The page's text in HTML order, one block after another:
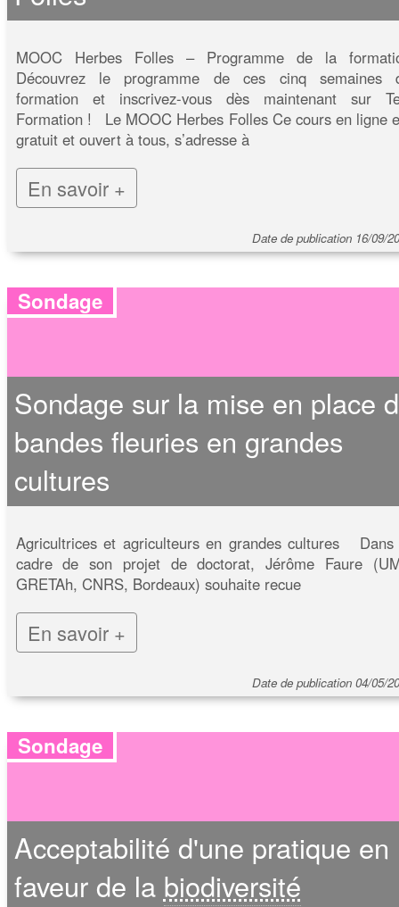
MOOC Herbes Folles – Programme de la
Découvrez le programme de ces cinq semaines
formation et inscrivez-vous dès maintenant sur
Formation ! Le MOOC Herbes Folles Ce cours en ligne
gratuit et ouvert à tous, s’adresse à
En savoir +
Date de publication 16/09/
Sondage
Sondage sur la mise en place
bandes fleuries en grandes
cultures
Agricultrices et agriculteurs en grandes cultures Dans
cadre de son projet de doctorat, Jérôme Faure
GRETAh, CNRS, Bordeaux) souhaite recue
En savoir +
Date de publication 04/05/
Sondage
Acceptabilité d'une pratique en
faveur de la biodiversité